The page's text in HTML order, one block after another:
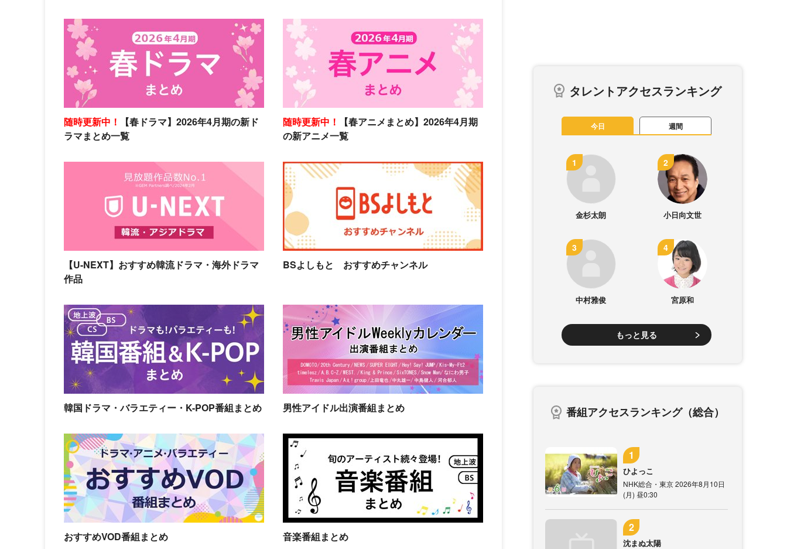
随時更新中！
【春ドラマ】2026年4月期の新ド
ラマまとめ一覧
随時更新中！
【春アニメまとめ】2026年4月期
の新アニメ一覧
【U-NEXT】おすすめ韓流ドラマ・海外ドラマ
作品
BSよしもと おすすめチャンネル
韓国ドラマ・バラエティー・K-POP番組まとめ 男性アイドル出演番組まとめ
おすすめVOD番組まとめ 音楽番組まとめ
タレントアクセスランキング
今日 週間
金杉太朗 小日向文世
中村雅俊 宮原和
もっと見る
番組アクセスランキング（総合）
ひよっこ
NHK総合・東京 2026年8月10日
(月) 昼0:30
沈まぬ太陽